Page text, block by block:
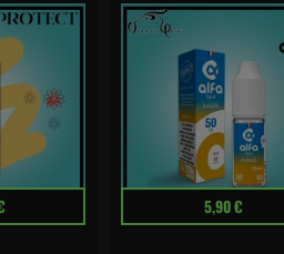
(6 avis)
5,90 €